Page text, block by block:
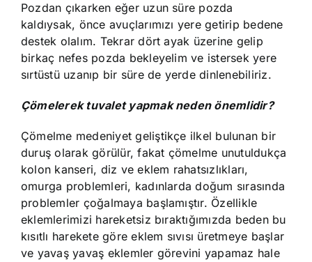
Pozdan çıkarken eğer uzun süre pozda
kaldıysak, önce avuçlarımızı yere getirip bedene
destek olalım. Tekrar dört ayak üzerine gelip
birkaç nefes pozda bekleyelim ve istersek yere
sırtüstü uzanıp bir süre de yerde dinlenebiliriz.
Çömelerek tuvalet yapmak neden önemlidir?
Çömelme medeniyet geliştikçe ilkel bulunan bir
duruş olarak görülür, fakat çömelme unutuldukça
kolon kanseri, diz ve eklem rahatsızlıkları,
omurga problemleri, kadınlarda doğum sırasında
problemler çoğalmaya başlamıştır. Özellikle
eklemlerimizi hareketsiz bıraktığımızda beden bu
kısıtlı harekete göre eklem sıvısı üretmeye başlar
ve yavaş yavaş eklemler görevini yapamaz hale